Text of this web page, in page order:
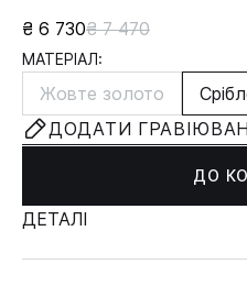
₴ 6 730₴ 7 470
МАТЕРІАЛ:
Жовте золото
ДОДАТИ
ДО
ДЕТАЛІ